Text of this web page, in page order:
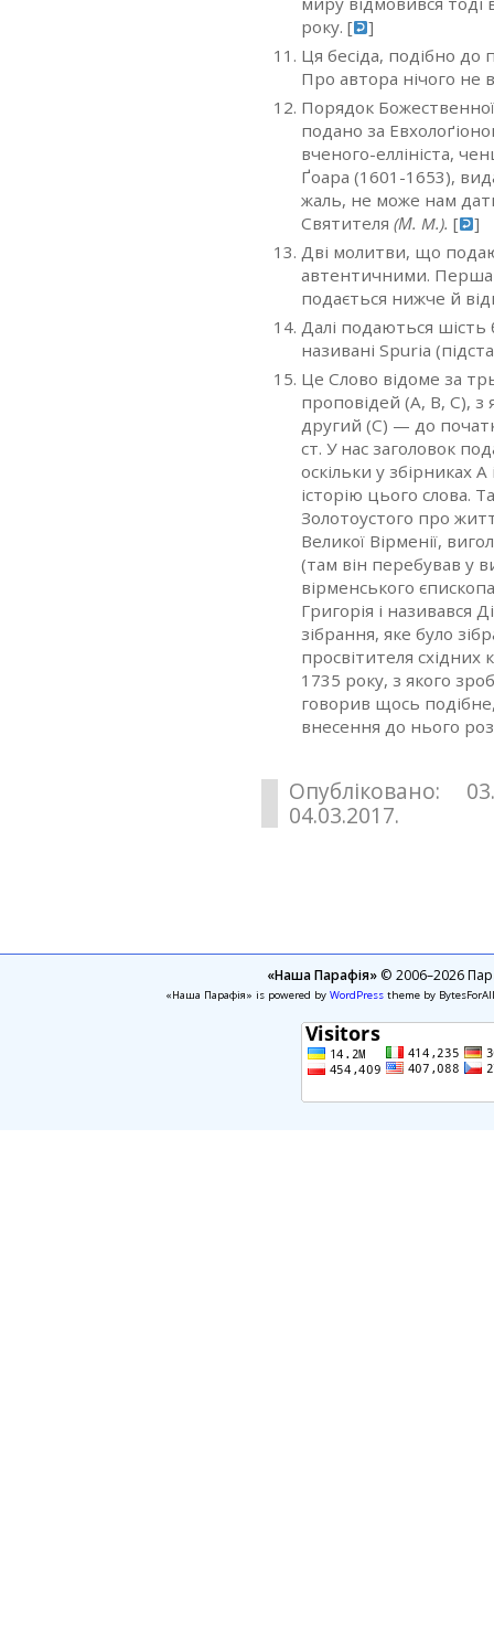
року. [
]
Ця бесіда, подібно до
Про автора нічого не
Порядок Божественної
подано за
вченого-еллініста,
Ґоара (1601-1653),
жаль, не може нам
Святителя(Μ. М.). [
]
Дві молитви, що
автентичними. Перша
подається нижче й
Далі подаються шість
називані Spuria
Це Слово відоме за
проповідей (А, В, С), з
другий (С) — до
ст. У нас заголовок
оскільки у збірниках
історію цього слова.
Золотоустого про
Великої Вірменії,
(там він перебував у
вірменського
Григорія і називався
зібрання, яке було
просвітителя
1735 року, з якого
говорив щось
внесення до нього
Опубліковано:
04.03.2017.
«Наша Парафія»© 2006–2026
«Наша Парафія» is powered by WordPresstheme by